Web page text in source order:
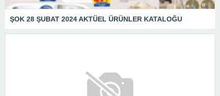
ŞOK 28 ŞUBAT 2024 AKTÜEL ÜRÜNLER KATALOĞU